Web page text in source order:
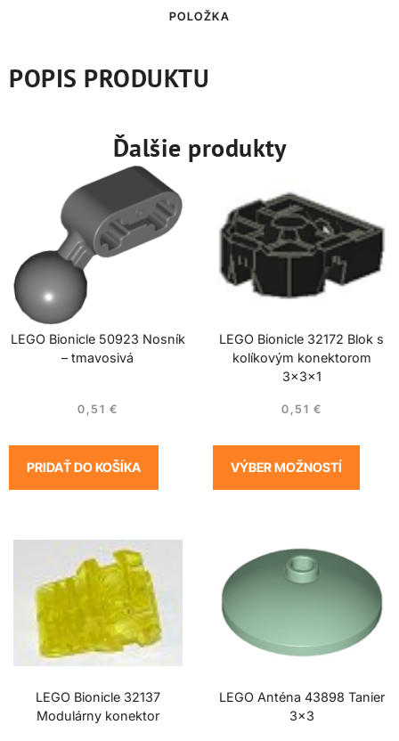
POLOŽKA
POPIS PRODUKTU
Ďalšie produkty
LEGO Bionicle 50923 Nosník
– tmavosivá
0,51 €
PRIDAŤ DO KOŠÍKA
LEGO Bionicle 32172 Blok s
kolíkovým konektorom
3x3x1
0,51 €
VÝBER MOŽNOSTÍ
LEGO Bionicle 32137
Modulárny konektor
LEGO Anténa 43898 Tanier
3×3